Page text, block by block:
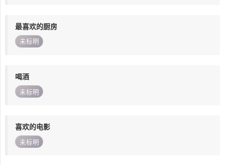
最喜欢的厨房
未标明
喝酒
未标明
喜欢的电影
未标明